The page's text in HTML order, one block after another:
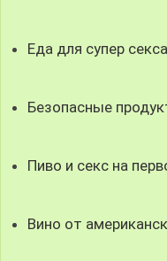
Еда для супер секса
Безопасные
Пиво и секс на
Вино от